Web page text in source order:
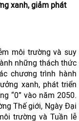
xanh, giảm phát
môi trường và suy
những thách thức
chương trình hành
xanh, phát triển
“0” vào năm 2050.
Thế giới, Ngày Đại
trường và Tuần lễ